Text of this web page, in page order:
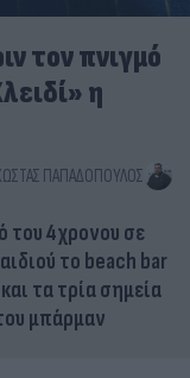
τον πνιγμό
η
ΠΑΠΑΔΌΠΟΥΛΟΣ
του 4χρονου σε
το beach bar
τα τρία σημεία
μπάρμαν